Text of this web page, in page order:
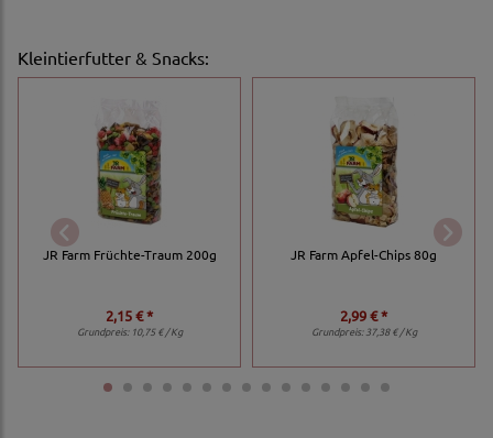
Kleintierfutter & Snacks:
JR Farm Früchte-Traum 200g
2,15 € *
Grundpreis: 10,75 € / Kg
JR Farm Apfel-Chips 80g
2,99 € *
Grundpreis: 37,38 € / Kg